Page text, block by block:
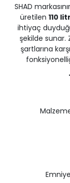
SHAD
üretilen 110
ihtiyaç
şekilde sunar.
şartlarına